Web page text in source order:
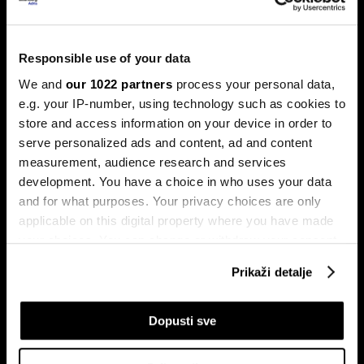
Responsible use of your data
We and our 1022 partners process your personal data,
e.g. your IP-number, using technology such as cookies to
store and access information on your device in order to
serve personalized ads and content, ad and content
measurement, audience research and services
development. You have a choice in who uses your data
and for what purposes. Your privacy choices are only
applicable on this digital property where you have made
your choices. You can change or withdraw your consent
If you allow, we would also like to:
Collect information about your geographical
Prikaži detalje
Dopusti sve
Banke traže veći limit za potrošačke
kredite: Prag od 50.000 KM prenizak
Banke u Bosni i Hercegovini (BiH) traže povećanje limita za
potrošačke, odnosno nenamjenske kredite sa sadašnjih
50.000 KM, tvrdeći da taj prag više ne odgovara rastu
plata i životnih troškova.
BiH ulazi u eru instant plaćanja:
Transferi do 5.000 KM za svega